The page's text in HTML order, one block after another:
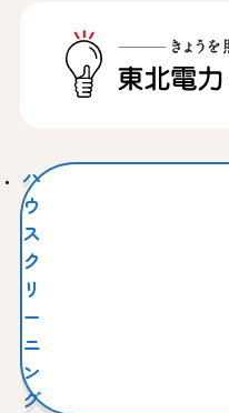
ハ
ウ
ス
ク
リ
ー
ニ
ン
グ